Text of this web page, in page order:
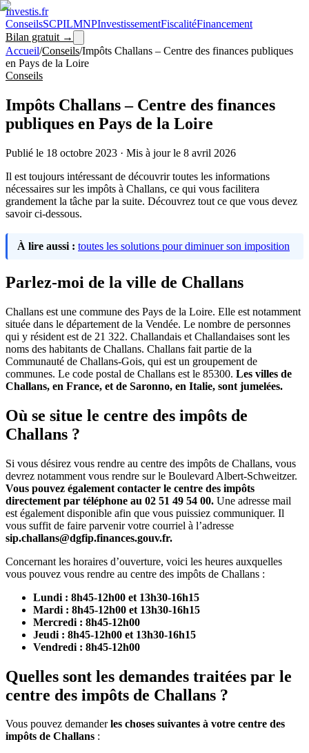
Investis.fr
ConseilsSCPILMNPInvestissementFiscalitéFinancement
Bilan gratuit →
Accueil/Conseils/Impôts Challans – Centre des finances publiques
en Pays de la Loire
Conseils
Impôts Challans – Centre des finances
publiques en Pays de la Loire
Publié le 18 octobre 2023 · Mis à jour le 8 avril 2026
Il est toujours intéressant de découvrir toutes les informations
nécessaires sur les impôts à Challans, ce qui vous facilitera
grandement la tâche par la suite. Découvrez tout ce que vous devez
savoir ci-dessous.
À lire aussi : toutes les solutions pour diminuer son imposition
Parlez-moi de la ville de Challans
Challans est une commune des Pays de la Loire. Elle est notamment
située dans le département de la Vendée. Le nombre de personnes
qui y résident est de 21 322. Challandais et Challandaises sont les
noms des habitants de Challans. Challans fait partie de la
Communauté de Challans-Gois, qui est un groupement de
communes. Le code postal de Challans est le 85300. Les villes de
Challans, en France, et de Saronno, en Italie, sont jumelées.
Où se situe le centre des impôts de
Challans ?
Si vous désirez vous rendre au centre des impôts de Challans, vous
devrez notamment vous rendre sur le Boulevard Albert-Schweitzer.
Vous pouvez également contacter le centre des impôts
directement par téléphone au 02 51 49 54 00. Une adresse mail
est également disponible afin que vous puissiez communiquer. Il
vous suffit de faire parvenir votre courriel à l’adresse
sip.challans@dgfip.finances.gouv.fr.
Concernant les horaires d’ouverture, voici les heures auxquelles
vous pouvez vous rendre au centre des impôts de Challans :
Lundi : 8h45-12h00 et 13h30-16h15
Mardi : 8h45-12h00 et 13h30-16h15
Mercredi : 8h45-12h00
Jeudi : 8h45-12h00 et 13h30-16h15
Vendredi : 8h45-12h00
Quelles sont les demandes traitées par le
centre des impôts de Challans ?
Vous pouvez demanderles choses suivantes à votre centre des
impôts de Challans :